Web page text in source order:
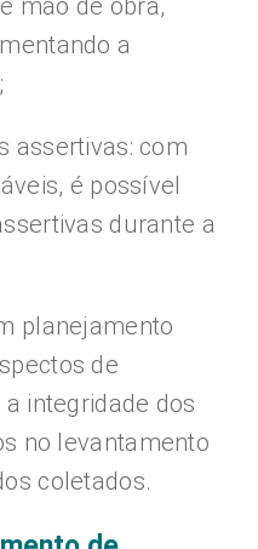
mão de obra,
a
assertivas: com
é possível
durante a
planejamento
de
integridade dos
no levantamento
coletados.